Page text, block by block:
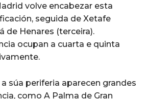
volve encabezar esta
seguida de Xetafe
de Henares (terceira).
ocupan a cuarta e quinta
súa periferia aparecen grandes
como A Palma de Gran